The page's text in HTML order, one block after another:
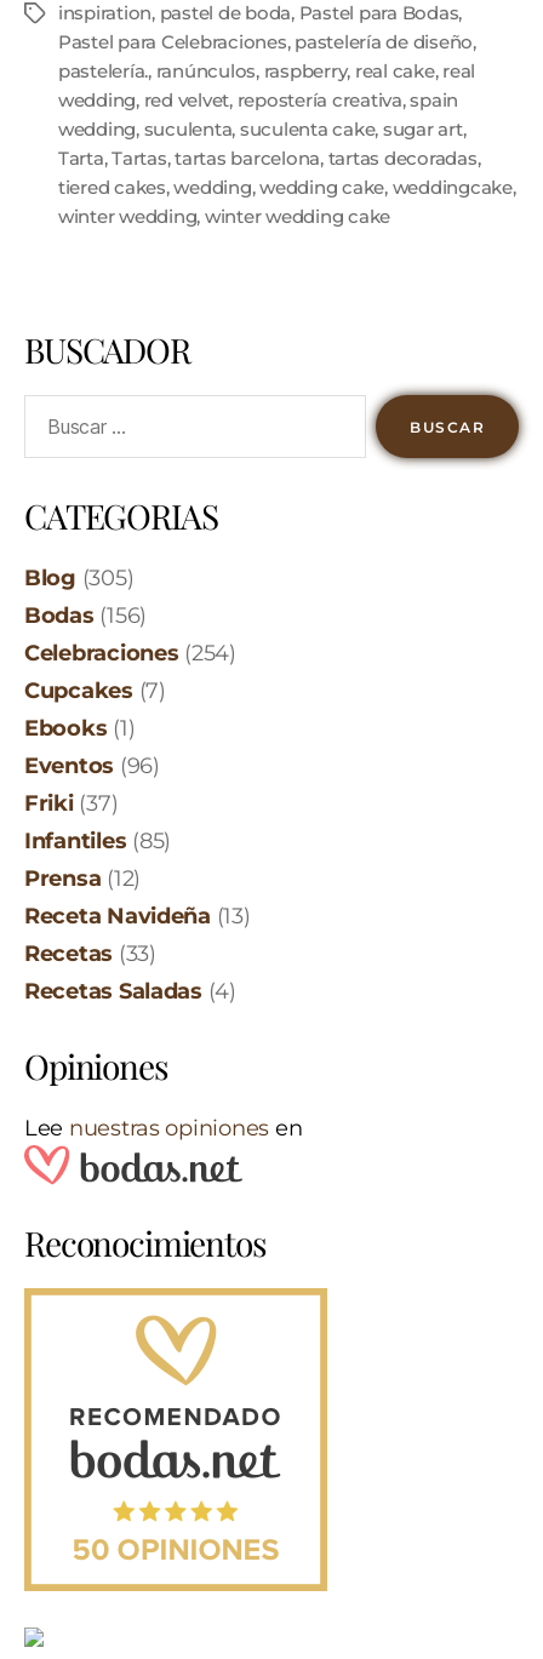
inspiration, pastel de boda, Pastel para Bodas,
Pastel para Celebraciones, pastelería de diseño,
pastelería., ranúnculos, raspberry, real cake, real
wedding, red velvet, repostería creativa,spain
wedding, suculenta, suculenta cake, sugar art,
Tarta,Tartas,tartas barcelona, tartas decoradas,
tiered cakes,wedding,wedding cake, weddingcake,
winter wedding, winter wedding cake
BUSCADOR
CATEGORIAS
Blog (305)
Bodas (156)
Celebraciones (254)
Cupcakes (7)
Ebooks (1)
Eventos (96)
Friki(37)
Infantiles (85)
Prensa (12)
Receta Navideña (13)
Recetas (33)
Recetas Saladas (4)
Opiniones
Lee nuestras opiniones en
Reconocimientos